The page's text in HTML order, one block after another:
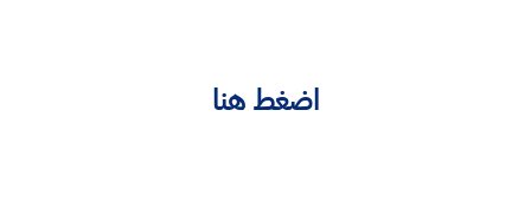
اضغط هنا